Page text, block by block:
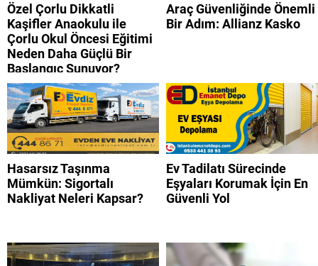
Özel Çorlu Dikkatli
Kaşifler Anaokulu ile
Çorlu Okul Öncesi Eğitimi
Neden Daha Güçlü Bir
Başlangıç Sunuyor?
Araç Güvenliğinde Önemli
Bir Adım: Allianz Kasko
Hasarsız Taşınma
Mümkün: Sigortalı
Nakliyat Neleri Kapsar?
Ev Tadilatı Sürecinde
Eşyaları Korumak İçin En
Güvenli Yol